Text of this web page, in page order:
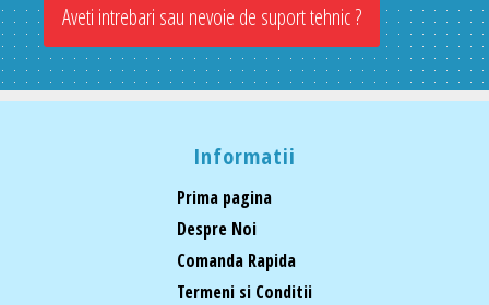
Aveti intrebari sau nevoie de suport tehnic ?
Informatii
Prima pagina
Despre Noi
Comanda Rapida
Termeni si Conditii